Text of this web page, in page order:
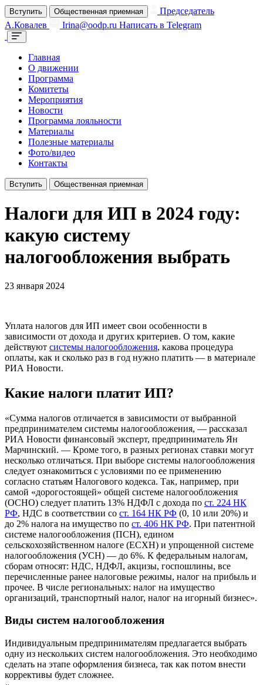
Вступить Общественная приемная
Председатель
А.Ковалев
Irina@oodp.ru Написать в Telegram
Главная
О движении
Программа
Комитеты
Мероприятия
Новости
Программа лояльности
Материалы
Полезные материалы
Фото/видео
Контакты
Вступить Общественная приемная
Налоги для ИП в 2024 году:
какую систему
налогообложения выбрать
23 января 2024
Уплата налогов для ИП имеет свои особенности в
зависимости от дохода и других критериев. О том, какие
действуют системы налогообложения, какова процедура
оплаты, как и сколько раз в год нужно платить — в материале
РИА Новости.
Какие налоги платит ИП?
«Сумма налогов отличается в зависимости от выбранной
предпринимателем системы налогообложения, — рассказал
РИА Новости финансовый эксперт, предприниматель Ян
Марчинский. — Кроме того, в разных регионах ставки могут
несколько отличаться. При выборе системы налогообложения
следует ознакомиться с условиями по ее применению
согласно статьям Налогового кодекса. Так, например, при
самой «дорогостоящей» общей системе налогообложения
(ОСНО) следует платить 13% НДФЛ с дохода по ст. 224 НК
РФ, НДС в соответствии со ст. 164 НК РФ (0, 10 или 20%) и
до 2% налога на имущество по ст. 406 НК РФ. При патентной
системе налогообложения (ПСН), едином
сельскохозяйственном налоге (ЕСХН) и упрощенной системе
налогообложения (УСН) — до 6%. К федеральным налогам,
сборам относят: НДС, НДФЛ, акцизы, госпошлины, все
перечисленные ранее налоговые режимы, налог на прибыль и
прочее. В числе региональных: налог на имущество
организаций, транспортный налог, налог на игорный бизнес».
Виды систем налогообложения
Индивидуальным предпринимателям предлагается выбрать
одну из нескольких систем налогообложения. Это необходимо
сделать на этапе оформления бизнеса, так как потом внести
коррективы будет сложнее.